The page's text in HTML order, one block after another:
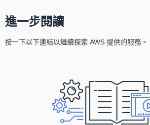
進一步閱讀
按一下以下連結以繼續探索 AWS 提供的服務。